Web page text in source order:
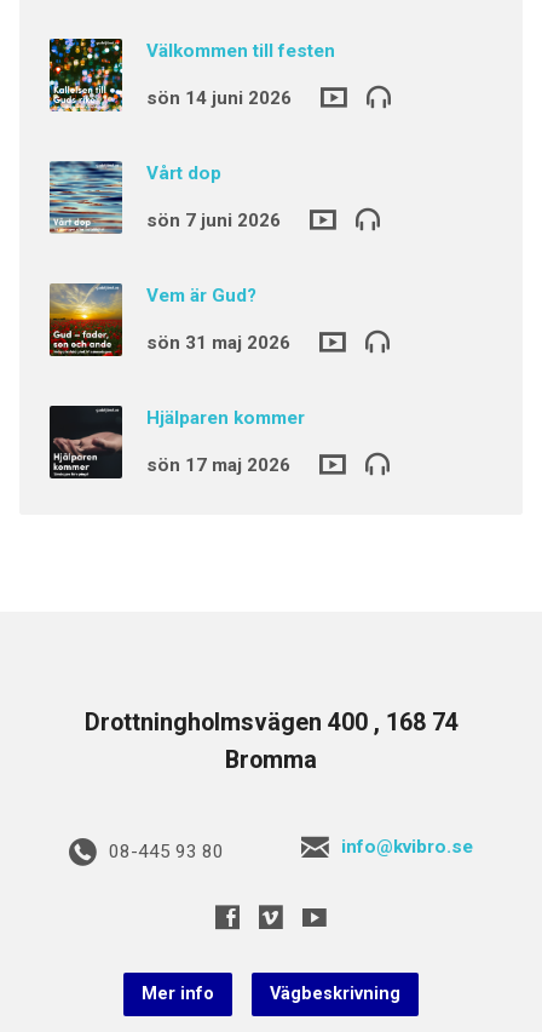
Välkommen till festen
sön 14 juni 2026
Vårt dop
sön 7 juni 2026
Vem är Gud?
sön 31 maj 2026
Hjälparen kommer
sön 17 maj 2026
Drottningholmsvägen 400 , 168 74
Bromma
08-445 93 80 info@kvibro.se
Mer info Vägbeskrivning